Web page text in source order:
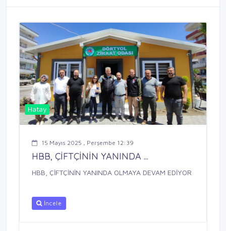
Hatay
15 Mayıs 2025 , Perşembe 12:39
HBB, ÇİFTÇİNİN YANINDA ...
HBB, ÇİFTÇİNİN YANINDA OLMAYA DEVAM EDİYOR
İncele